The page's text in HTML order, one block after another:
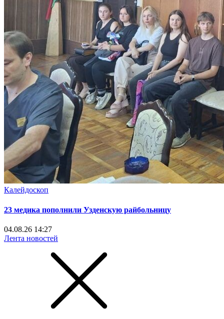
Калейдоскоп
23 медика пополнили Узденскую райбольницу
04.08.26 14:27
Лента новостей